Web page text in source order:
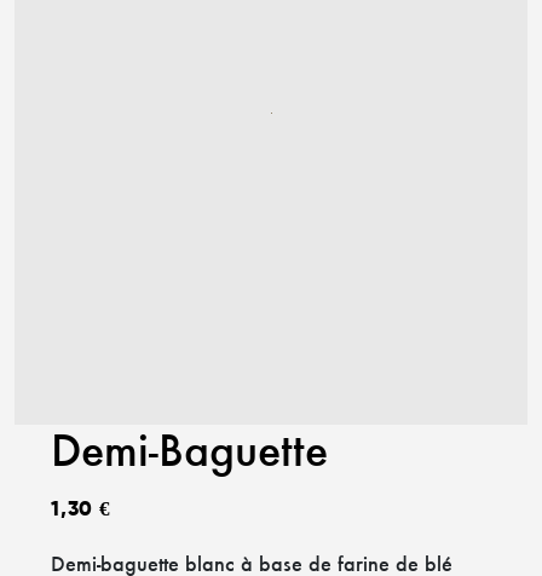
Demi-Baguette
1,30 €
Demi-baguette blanc à base de farine de blé